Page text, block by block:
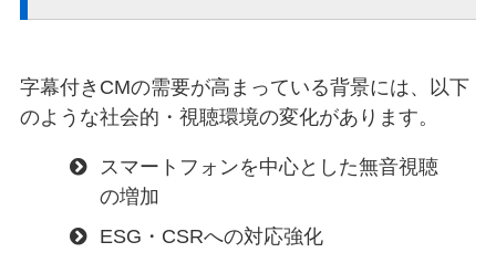
字幕付きCMの需要が高まっている背景には、以下
のような社会的・視聴環境の変化があります。
スマートフォンを中心とした無音視聴
の増加
ESG・CSRへの対応強化